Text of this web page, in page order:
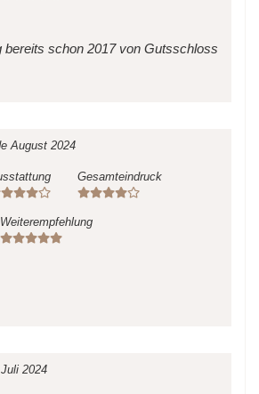
bereits schon 2017 von Gutsschloss
August 2024
Gesamteindruck
Weiterempfehlung
Juli 2024